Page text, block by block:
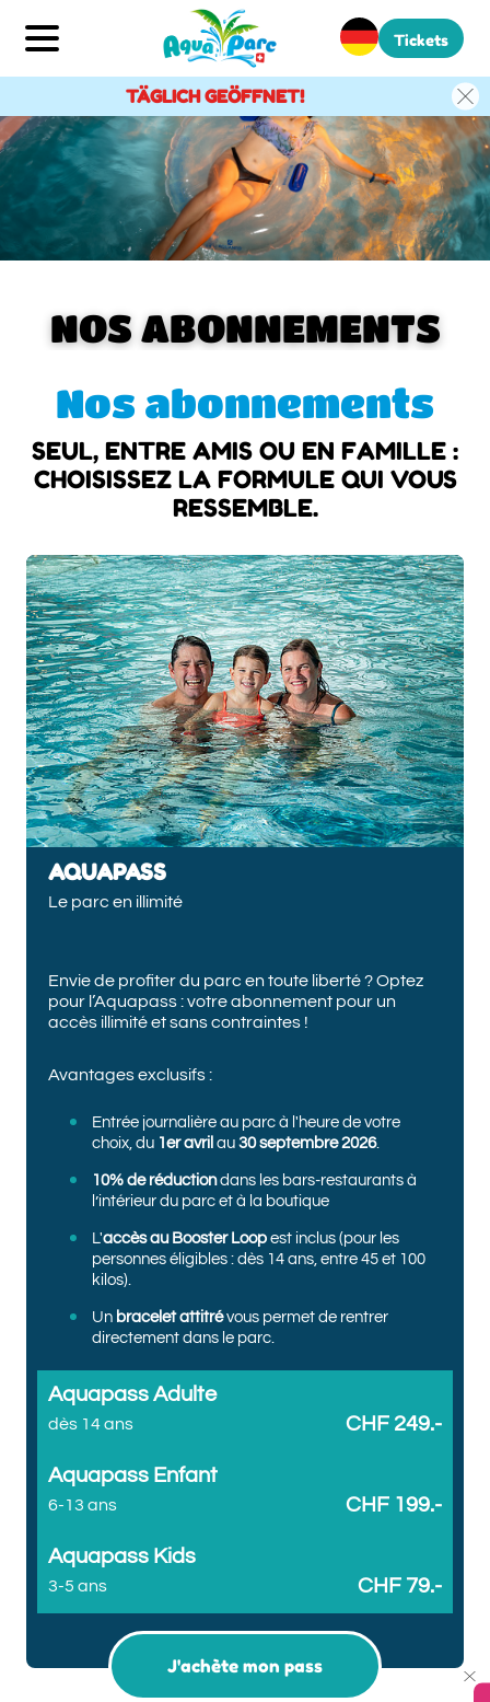
Tickets
TÄGLICH GEÖFFNET!
NOS ABONNEMENTS
Nos abonnements
SEUL, ENTRE AMIS OU EN FAMILLE :
CHOISISSEZ LA FORMULE QUI VOUS
RESSEMBLE.
AQUAPASS
Le parc en illimité
Envie de profiter du parc en toute liberté ? Optez
pour l’Aquapass : votre abonnement pour un
accès illimité et sans contraintes !
Avantages exclusifs :
Entrée journalière au parc à l'heure de votre
choix, du 1er avril au 30 septembre 2026.
10% de réductiondans les bars-restaurants à
l’intérieur du parc et à la boutique
L'accès au Booster Loop est inclus (pour les
personnes éligibles : dès 14 ans, entre 45 et 100
kilos).
Un bracelet attitrévous permet de rentrer
directement dans le parc.
Aquapass Adulte
dès 14 ans CHF 249.-
Aquapass Enfant
6-13 ans CHF 199.-
Aquapass Kids
3-5 ans CHF 79.-
J'achète mon pass